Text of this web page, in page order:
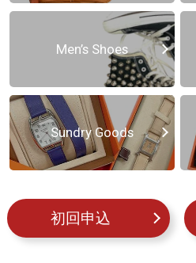
Men’s Shoes
Sundry Goods
初回申込